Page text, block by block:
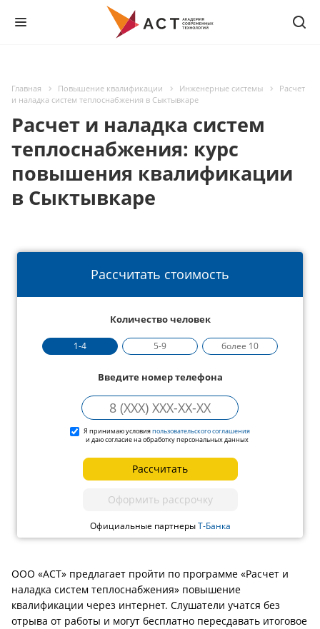
Главная Повышение квалификации Инженерные системы
Расчет
и наладка систем теплоснабжения в Сыктывкаре
Расчет и наладка систем
теплоснабжения: курс
повышения квалификации
в Сыктывкаре
Рассчитать стоимость
Количество человек
1-4 5-9 более 10
Введите номер телефона
Я принимаю условияпользовательского соглашения
и даю согласие на обработку персональных данных
Рассчитать
Оформить рассрочку
Официальные партнерыТ-Банка
ООО «АСТ» предлагает пройти по программе «Расчет и
наладка систем теплоснабжения» повышение
квалификации через интернет. Слушатели учатся без
отрыва от работы и могут бесплатно пересдавать итоговое